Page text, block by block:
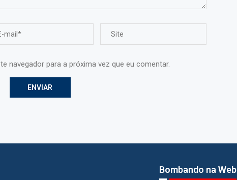
navegador para a próxima vez que eu comentar.
Bombando na Web